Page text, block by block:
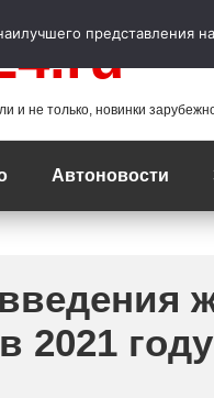
и не только, новинки
Автоновости
2021
представления